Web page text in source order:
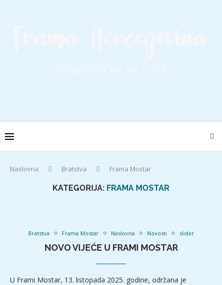
Naslovna Bratstva Frama Mostar
KATEGORIJA: FRAMA MOSTAR
Bratstva Frama Mostar Naslovna Novosti slider
NOVO VIJEĆE U FRAMI MOSTAR
U Frami Mostar, 13. listopada 2025. godine, održana je